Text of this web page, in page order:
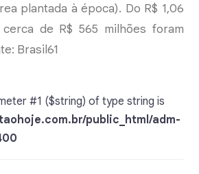
plantada à época). Do R$ 1,06
de R$ 565 milhões foram
Brasil61
#1 ($string) of type string is
public_html/adm-